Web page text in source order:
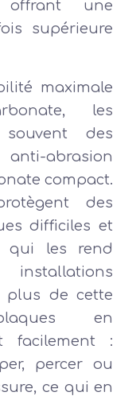
une
supérieure
maximale
les
des
abrasion
compact.
des
difficiles et
qui les rend
plus de cette
en
facilement :
percer ou
ce qui en